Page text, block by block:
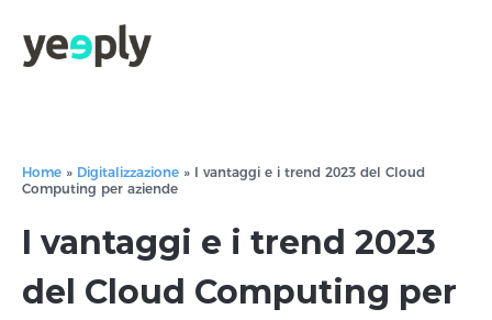
Home » Digitalizzazione » I vantaggi e i trend 2023 del Cloud
Computing per aziende
I vantaggi e i trend 2023
del Cloud Computing per